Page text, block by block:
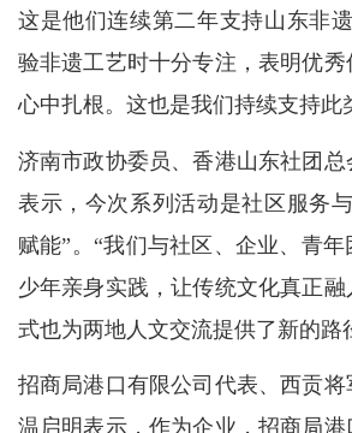
这是他们连续第二年支持山东非
验非遗工艺时十分专注，表明优
心中扎根。这也是我们持续支持此
济南市政协委员、香港山东社团
表示，今次系列活动是社区服务
赋能”。“我们与社区、企业、青
少年亲身实践，让传统文化真正
式也为两地人文交流提供了新的路
招商局港口有限公司代表、西贡
温启明表示，作为企业，招商局港